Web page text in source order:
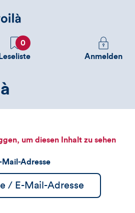
Favoriten
0
Leseliste
Melden
Sie
sehen
Anmelden
um diesen Inhalt zu sehen
Mail-Adresse